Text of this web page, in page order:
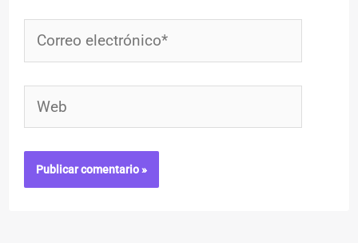
Correo
electrónico*
Web